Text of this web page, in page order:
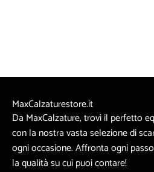
MaxCalzaturestore.it
Da MaxCalzature, trovi il perfetto
con la nostra vasta selezione di
ogni occasione. Affronta ogni
la qualità su cui puoi contare!